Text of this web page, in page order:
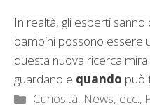
In realtà, gli esperti
bambini possono essere
questa nuova ricerca
guardano e quando può
Categorie
Curiosità, News, ecc.,